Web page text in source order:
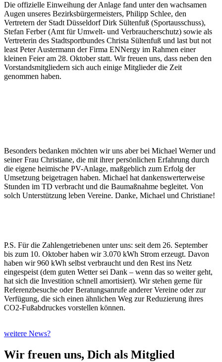
Die offizielle Einweihung der Anlage fand unter den wachsamen
Augen unseres Bezirksbürgermeisters, Philipp Schlee, den
Vertretern der Stadt Düsseldorf Dirk Sültenfuß (Sportausschuss),
Stefan Ferber (Amt für Umwelt- und Verbraucherschutz) sowie als
Vertreterin des Stadtsportbundes Christa Sültenfuß und last but not
least Peter Austermann der Firma ENNergy im Rahmen einer
kleinen Feier am 28. Oktober statt. Wir freuen uns, dass neben den
Vorstandsmitgliedern sich auch einige Mitglieder die Zeit
genommen haben.
Besonders bedanken möchten wir uns aber bei Michael Werner und
seiner Frau Christiane, die mit ihrer persönlichen Erfahrung durch
die eigene heimische PV-Anlage, maßgeblich zum Erfolg der
Umsetzung beigetragen haben. Michael hat dankenswerterweise
Stunden im TD verbracht und die Baumaßnahme begleitet. Von
solch Unterstützung leben Vereine. Danke, Michael und Christiane!
P.S. Für die Zahlengetriebenen unter uns: seit dem 26. September
bis zum 10. Oktober haben wir 3.070 kWh Strom erzeugt. Davon
haben wir 960 kWh selbst verbraucht und den Rest ins Netz
eingespeist (dem guten Wetter sei Dank – wenn das so weiter geht,
hat sich die Investition schnell amortisiert). Wir stehen gerne für
Referenzbesuche oder Beratungsanrufe anderer Vereine oder zur
Verfügung, die sich einen ähnlichen Weg zur Reduzierung ihres
CO2-Fußabdruckes vorstellen können.
weitere News?
Wir freuen uns, Dich als Mitglied